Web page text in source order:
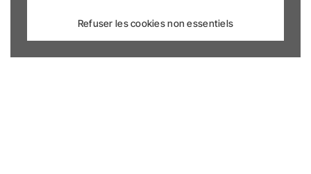
Refuser les cookies non essentiels